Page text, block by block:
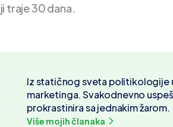
traje 30 dana.
Iz statičnog sveta politikologije
marketinga. Svakodnevno
prokrastinira sa jednakim žarom.
Više mojih članaka